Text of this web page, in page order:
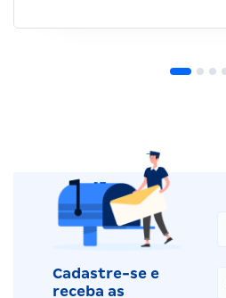
Cadastre-se e
receba as